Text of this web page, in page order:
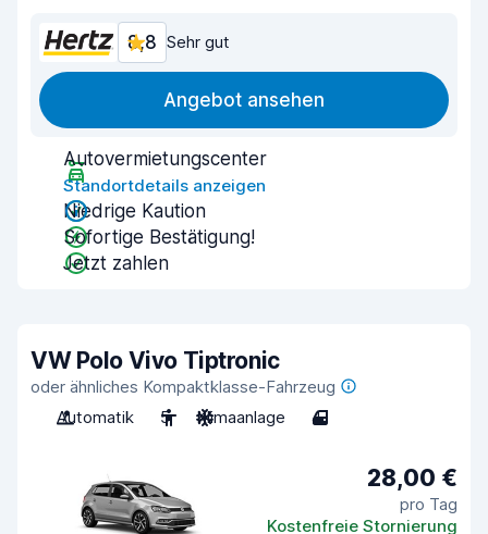
8,8 Sehr gut
Angebot ansehen
Autovermietungscenter
Standortdetails anzeigen
Niedrige Kaution
Sofortige Bestätigung!
Jetzt zahlen
VW Polo Vivo Tiptronic
oder ähnliches Kompaktklasse-Fahrzeug
Automatik
5 Klimaanlage 4
28,00 €
pro Tag
Kostenfreie Stornierung